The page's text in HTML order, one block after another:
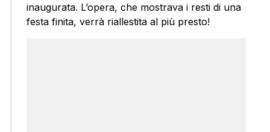
inaugurata. L’opera, che mostrava i resti di una
festa finita, verrà riallestita al più presto!